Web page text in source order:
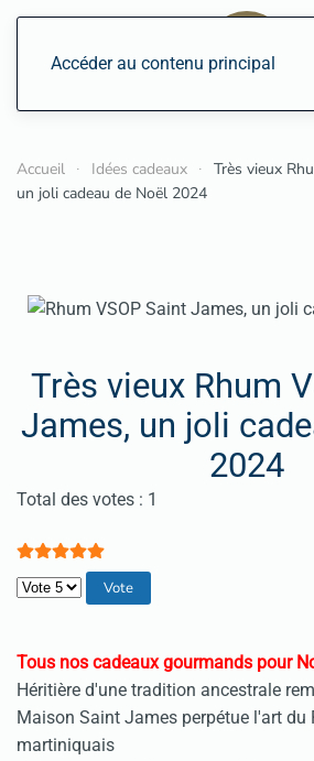
Accéder au contenu principal
Accueil Idées cadeaux
Très vieux
un joli cadeau de Noël 2024
Très vieux Rhum
James, un joli
2024
Vote utilisateur:5/
Total des votes : 1
Veuillez voter
Tous nos cadeaux gourmands pour
Héritière d'une tradition ancestrale
Maison Saint James perpétue l'art du
martiniquais